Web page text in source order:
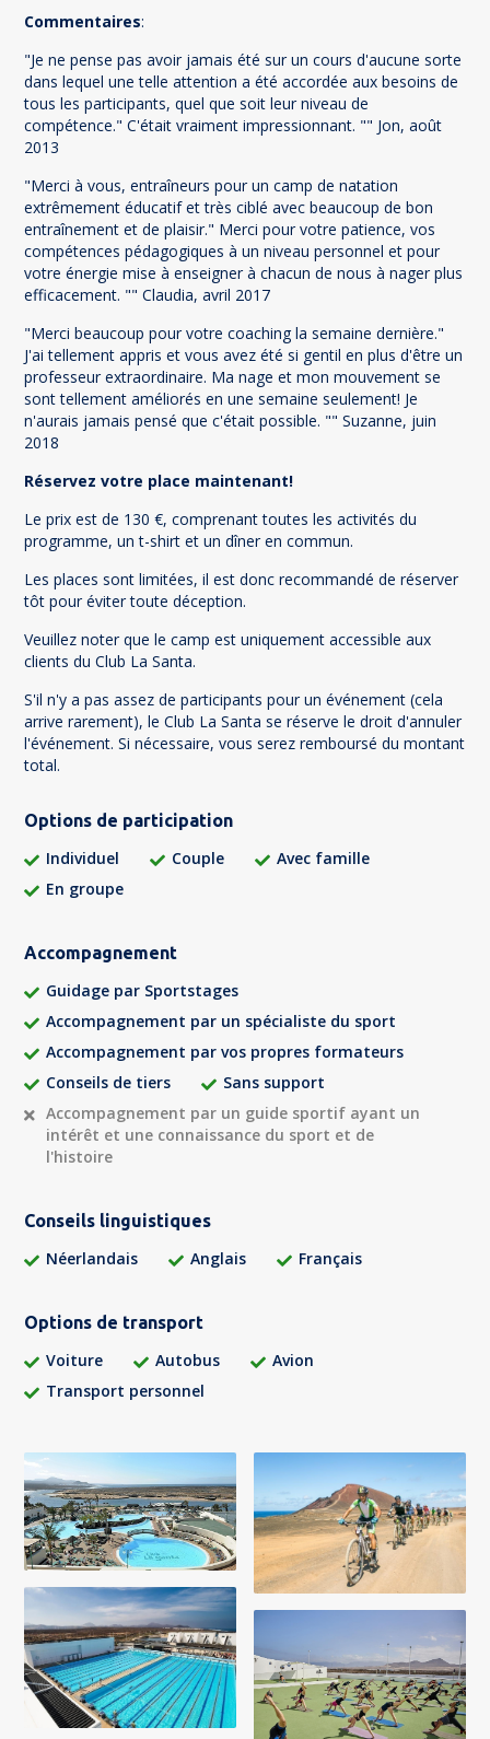
Commentaires:
"Je ne pense pas avoir jamais été sur un cours d'aucune sorte
dans lequel une telle attention a été accordée aux besoins de
tous les participants, quel que soit leur niveau de
compétence." C'était vraiment impressionnant. "" Jon, août
2013
"Merci à vous, entraîneurs pour un camp de natation
extrêmement éducatif et très ciblé avec beaucoup de bon
entraînement et de plaisir." Merci pour votre patience, vos
compétences pédagogiques à un niveau personnel et pour
votre énergie mise à enseigner à chacun de nous à nager plus
efficacement. "" Claudia, avril 2017
"Merci beaucoup pour votre coaching la semaine dernière."
J'ai tellement appris et vous avez été si gentil en plus d'être un
professeur extraordinaire. Ma nage et mon mouvement se
sont tellement améliorés en une semaine seulement! Je
n'aurais jamais pensé que c'était possible. "" Suzanne, juin
2018
Réservez votre place maintenant!
Le prix est de 130 €, comprenant toutes les activités du
programme, un t-shirt et un dîner en commun.
Les places sont limitées, il est donc recommandé de réserver
tôt pour éviter toute déception.
Veuillez noter que le camp est uniquement accessible aux
clients du Club La Santa.
S'il n'y a pas assez de participants pour un événement (cela
arrive rarement), le Club La Santa se réserve le droit d'annuler
l'événement. Si nécessaire, vous serez remboursé du montant
total.
Options de participation
Individuel Couple
Avec famille
En groupe
Accompagnement
Guidage par Sportstages
Accompagnement par un spécialiste du sport
Accompagnement par vos propres formateurs
Conseils de tiers
Sans support
Accompagnement par un guide sportif ayant un
intérêt et une connaissance du sport et de
l'histoire
Conseils linguistiques
Néerlandais Anglais Français
Options de transport
Voiture Autobus
Avion
Transport personnel